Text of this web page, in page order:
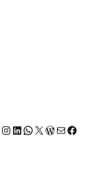
Instagram
LinkedIn
WhatsApp
X E-Mail